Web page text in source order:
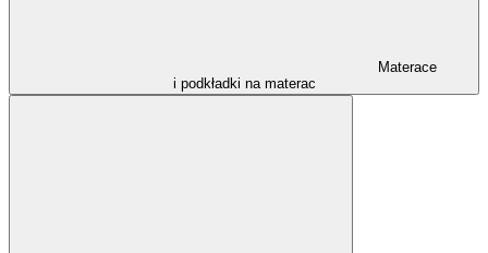
Materace
i podkładki na materac